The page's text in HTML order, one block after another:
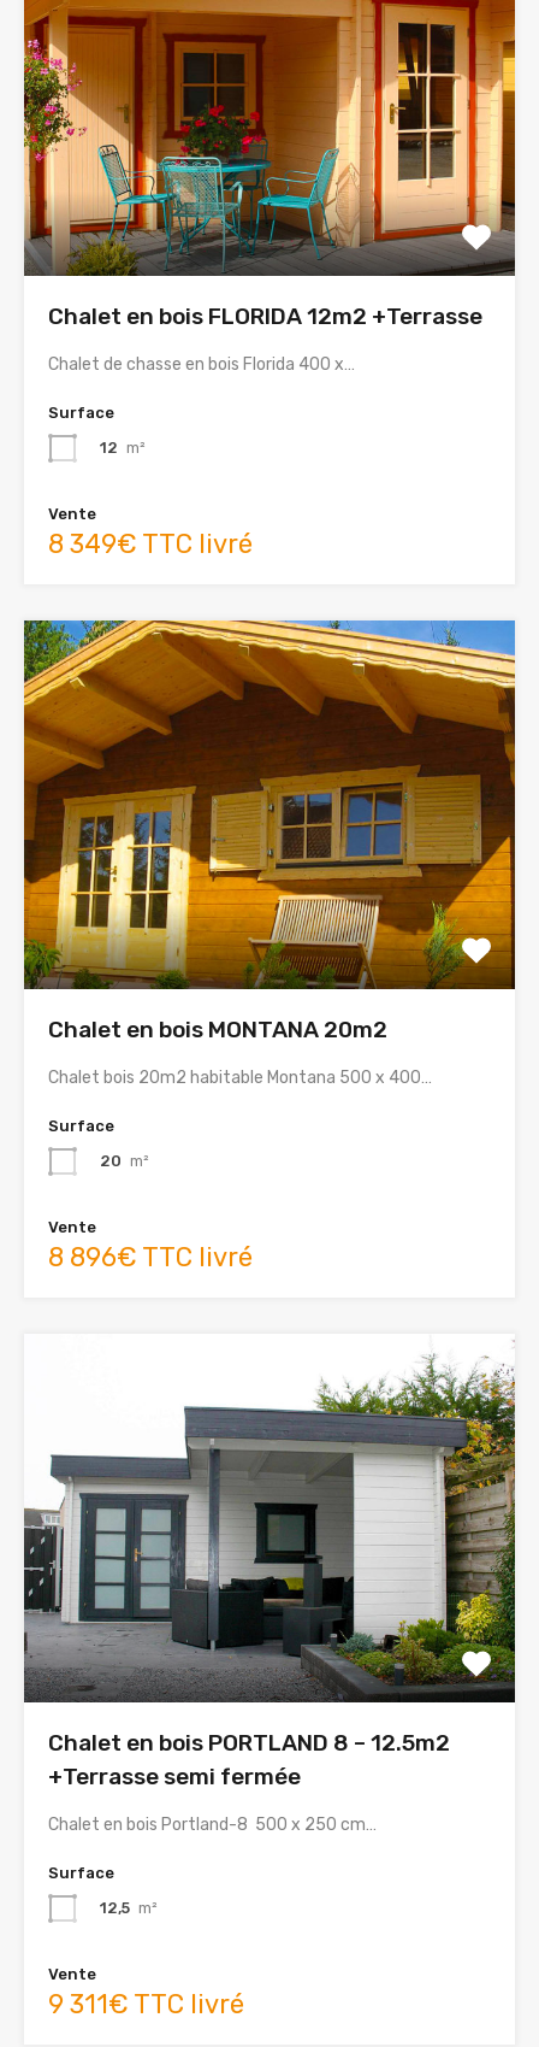
Chalet en bois FLORIDA 12m2 +Terrasse
Chalet de chasse en bois Florida 400 x…
Surface
12 m²
Vente
8 349€ TTC livré
Chalet en bois MONTANA 20m2
Chalet bois 20m2 habitable Montana 500 x 400…
Surface
20 m²
Vente
8 896€ TTC livré
Chalet en bois PORTLAND 8 – 12.5m2
+Terrasse semi fermée
Chalet en bois Portland-8 500 x 250 cm…
Surface
12,5 m²
Vente
9 311€ TTC livré